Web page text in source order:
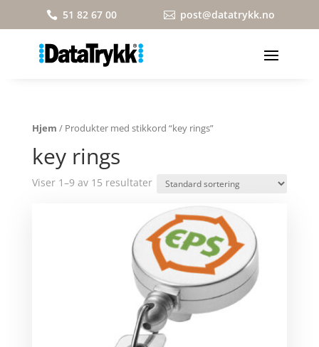
 51 82 67 00  post@datatrykk.no
Hjem / Produkter med stikkord “key rings”
key rings
Viser 1–9 av 15 resultater